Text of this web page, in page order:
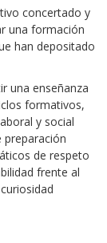
concertado y
una formación
han depositado
una enseñanza
formativos,
y social
preparación
de respeto
frente al